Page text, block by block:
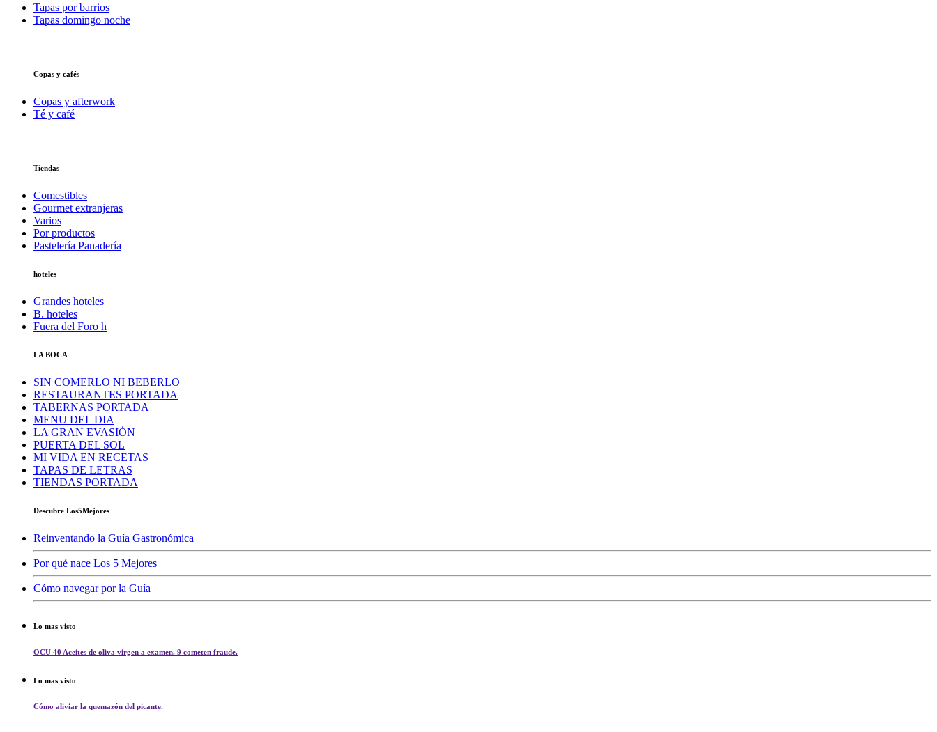
Tapas por barrios
Tapas domingo noche
Copas y cafés
Copas y afterwork
Té y café
Tiendas
Comestibles
Gourmet extranjeras
Varios
Por productos
Pastelería Panadería
hoteles
Grandes hoteles
B. hoteles
Fuera del Foro h
LA BOCA
SIN COMERLO NI BEBERLO
RESTAURANTES PORTADA
TABERNAS PORTADA
MENU DEL DIA
LA GRAN EVASIÓN
PUERTA DEL SOL
MI VIDA EN RECETAS
TAPAS DE LETRAS
TIENDAS PORTADA
Descubre Los5Mejores
Reinventando la Guía Gastronómica
Por qué nace Los 5 Mejores
Cómo navegar por la Guía
Lo mas visto
OCU 40 Aceites de oliva virgen a examen. 9 cometen fraude.
Lo mas visto
Cómo aliviar la quemazón del picante.